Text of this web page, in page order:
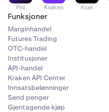
Pro Kraken Krak
Funksjoner
Marginhandel
Futures Trading
OTC-handel
Institusjoner
API-handel
Kraken API Center
Innsatsbelønninger
Send penger
Gjentagende kjøp